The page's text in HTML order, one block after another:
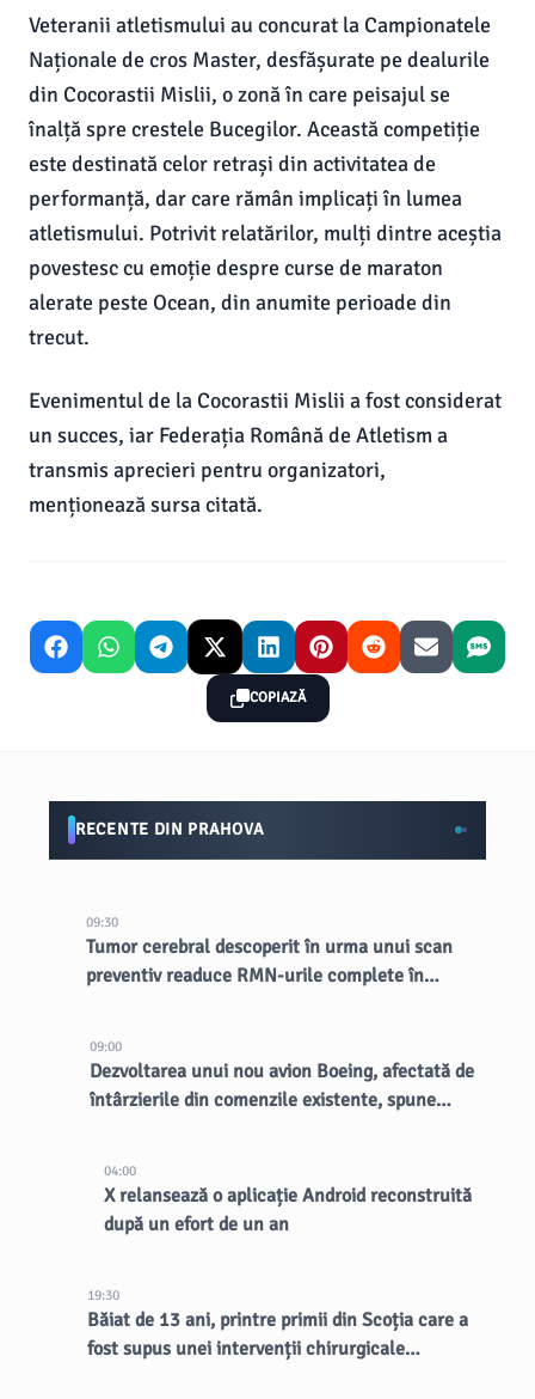
Veteranii atletismului au concurat la Campionatele
Naționale de cros Master, desfășurate pe dealurile
din Cocorastii Mislii, o zonă în care peisajul se
înalță spre crestele Bucegilor. Această competiție
este destinată celor retrași din activitatea de
performanță, dar care rămân implicați în lumea
atletismului. Potrivit relatărilor, mulți dintre aceștia
povestesc cu emoție despre curse de maraton
alerate peste Ocean, din anumite perioade din
trecut.
Evenimentul de la Cocorastii Mislii a fost considerat
un succes, iar Federația Română de Atletism a
transmis aprecieri pentru organizatori,
menționează sursa citată.
COPIAZĂ
RECENTE DIN PRAHOVA
09:30
Tumor cerebral descoperit în urma unui scan
preventiv readuce RMN-urile complete în
09:00
Dezvoltarea unui nou avion Boeing, afectată de
întârzierile din comenzile existente, spune
04:00
X relansează o aplicație Android reconstruită
după un efort de un an
19:30
Băiat de 13 ani, printre primii din Scoția care a
fost supus unei intervenții chirurgicale